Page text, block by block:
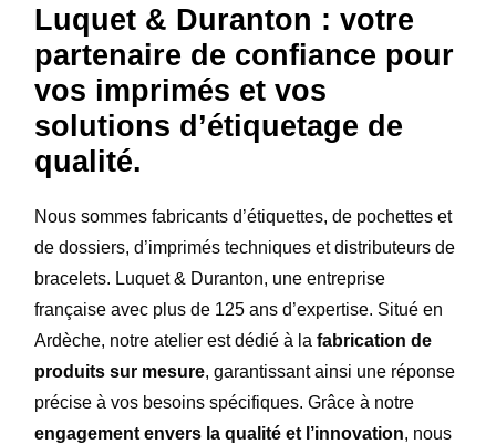
Luquet & Duranton : votre
partenaire de confiance pour
vos imprimés et vos
solutions d’étiquetage de
qualité.
Nous sommes fabricants d’étiquettes, de pochettes et
de dossiers, d’imprimés techniques et distributeurs de
bracelets. Luquet & Duranton, une entreprise
française avec plus de 125 ans d’expertise. Situé en
Ardèche, notre atelier est dédié à lafabrication de
produits sur mesure, garantissant ainsi une réponse
précise à vos besoins spécifiques. Grâce à notre
engagement envers la qualité et l’innovation, nous